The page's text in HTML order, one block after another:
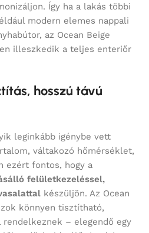
Így ha a lakás többi
modern elemes nappali
az Ocean Beige
illeszkedik a teljes enteriőr
hosszú távú
leginkább igénybe vett
váltakozó hőmérséklet,
ezért fontos, hogy a
felületkezeléssel,
készüljön. Az Ocean
könnyen tisztítható,
– elegendő egy